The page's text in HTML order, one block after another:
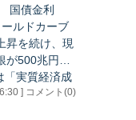
ルドカーブ
昇を続け、現
が500兆円規
んします。今
] コメント(0)